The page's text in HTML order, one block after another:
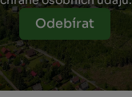
Odebírat